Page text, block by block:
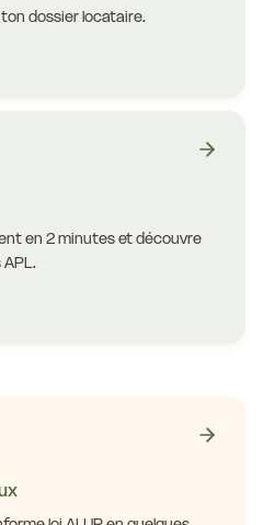
dossier locataire.
en 2 minutes et découvre